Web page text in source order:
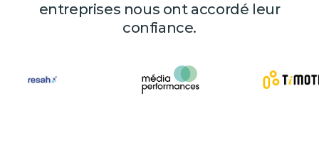
entreprises nous ont accordé leur
confiance.